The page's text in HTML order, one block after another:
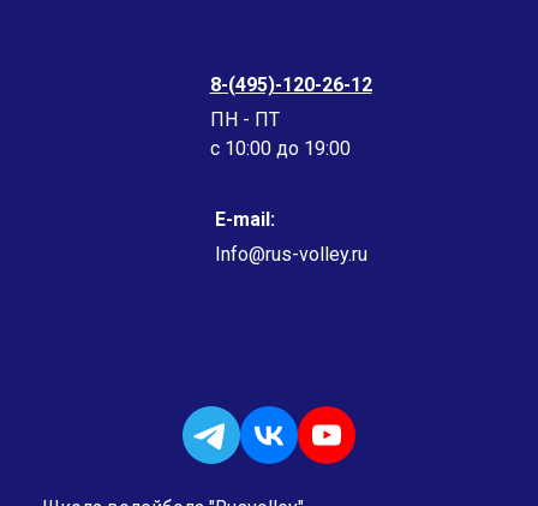
8-(495)-120-26-12
ПН - ПТ
c 10:00 до 19:00
E-mail:
Info@rus-volley.ru